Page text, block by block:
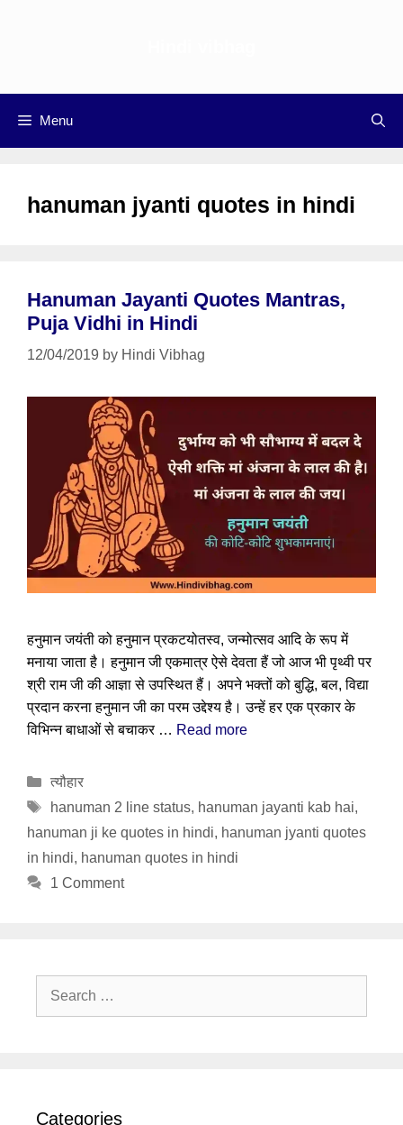
Menu
hanuman jyanti quotes in hindi
Hanuman Jayanti Quotes Mantras,
Puja Vidhi in Hindi
12/04/2019 by Hindi Vibhag
हनुमान जयंती को हनुमान प्रकटयोतस्व, जन्मोत्सव आदि के रूप में
मनाया जाता है। हनुमान जी एकमात्र ऐसे देवता हैं जो आज भी पृथ्वी पर
श्री राम जी की आज्ञा से उपस्थित हैं। अपने भक्तों को बुद्धि, बल, विद्या
प्रदान करना हनुमान जी का परम उद्देश्य है। उन्हें हर एक प्रकार के
विभिन्न बाधाओं से बचाकर … Read more
Categories
त्यौहार
Tags
hanuman 2 line status, hanuman jayanti kab hai,
hanuman ji ke quotes in hindi, hanuman jyanti quotes
in hindi, hanuman quotes in hindi
1 Comment
Search
Categories